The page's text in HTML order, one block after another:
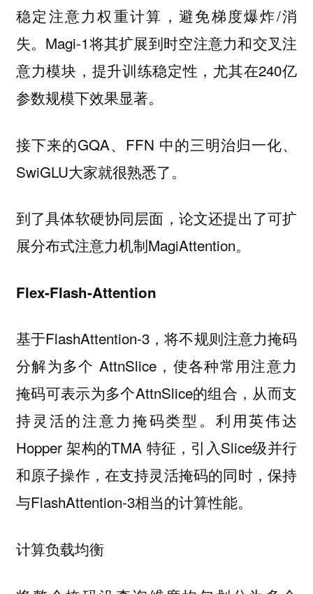
稳定注意力权重计算，避免梯度爆炸/消
失。Magi-1将其扩展到时空注意力和交叉注
意力模块，提升训练稳定性，尤其在240亿
参数规模下效果显著。
接下来的GQA、FFN 中的三明治归一化、
SwiGLU大家就很熟悉了。
到了具体软硬协同层面，论文还提出了可扩
展分布式注意力机制MagiAttention。
Flex-Flash-Attention
基于FlashAttention-3，将不规则注意力掩码
分解为多个 AttnSlice，使各种常用注意力
掩码可表示为多个AttnSlice的组合，从而支
持灵活的注意力掩码类型。利用英伟达
Hopper 架构的TMA 特征，引入Slice级并行
和原子操作，在支持灵活掩码的同时，保持
与FlashAttention-3相当的计算性能。
计算负载均衡